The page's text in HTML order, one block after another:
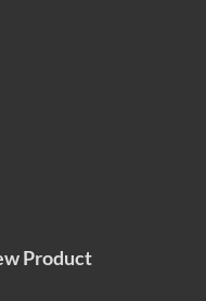
Product